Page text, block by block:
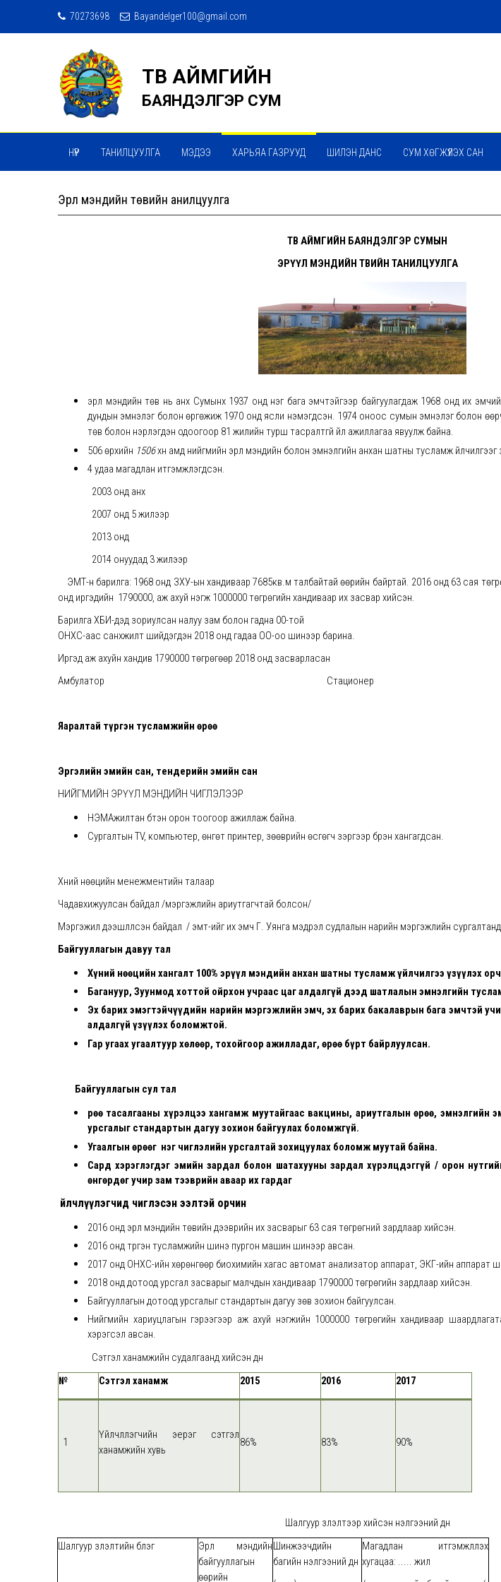
70273698 Bayandelger100@gmail.com
ТӨВ АЙМГИЙН
БАЯНДЭЛГЭР СУМ
НҮҮР ТАНИЛЦУУЛГА МЭДЭЭ ХАРЬЯА ГАЗРУУД ШИЛЭН ДАНС СУМ ХӨГЖҮҮЛЭХ САН
Эрүүл мэндийн төвийн анилцуулга
ТӨВ АЙМГИЙН БАЯНДЭЛГЭР СУМЫН
ЭРҮҮЛ МЭНДИЙН ТӨВИЙН ТАНИЛЦУУЛГА
эрүүл мэндийн төв нь анх Сумынх 1937 онд нэг бага эмчтэйгээр байгуулагдаж 1968 онд их
дундын эмнэлэг болон өргөжиж 1970 онд ясли нэмэгдсэн. 1974 оноос сумын эмнэлэг болон
төв болон нэрлэгдэн одоогоор 81 жилийн турш тасралтгүй үйл ажиллагаа явуулж байна.
506 өрхийн 1506хүн амд нийгмийн эрүүл мэндийн болон эмнэлгийн анхан шатны тусламж үйлчилгээг
4 удаа магадлан итгэмжлэгдсэн.
2003 онд анх
2007 онд 5 жилээр
2013 онд
2014 онуудад 3 жилээр
ЭМТ-н барилга: 1968 онд ЗХУ-ын хандиваар 7685кв.м талбайтай өөрийн байртай. 2016 онд 63 сая
онд иргэдийн 1790000, аж ахуй нэгж 1000000 төгрөгийн хандиваар их засвар хийсэн.
Барилга ХБИ-дэд зориулсан налуу зам болон гадна 00-той
ОНХС-аас санхүүжилт шийдэгдэн 2018 онд гадаа ОО-оо шинээр барина.
Иргэд аж ахуйн хандив 1790000 төгрөгөөр 2018 онд засварласан
Амбулатор Стационер
Яаралтай түргэн тусламжийн өрөө
Эргэлийн эмийн сан, тендерийн эмийн сан
НИЙГМИЙН ЭРҮҮЛ МЭНДИЙН ЧИГЛЭЛЭЭР
НЭМАжилтан бүтэн орон тоогоор ажиллаж байна.
Сургалтын TV, компьютер, өнгөт принтер, зөөврийн өсгөгч зэргээр бүрэн хангагдсан.
Хүний нөөцийн менежментийн талаар
Чадавхижуулсан байдал /мэргэжлийн ариутгагчтай болсон/
Мэргэжил дээшлүүлсэн байдал / эмт-ийг их эмч Г. Уянга мэдрэл судлалын нарийн мэргэжлийн
Байгууллагын давуу тал
Хүний нөөцийн хангалт 100% эрүүл мэндийн анхан шатны тусламж үйлчилгээ үзүүлэх
Багануур, Зуунмод хоттой ойрхон учраас цаг алдалгүй дээд шатлалын эмнэлгийн
Эх барих эмэгтэйчүүдийн нарийн мэргэжлийн эмч, эх барих бакалаврын бага эмчтэй
алдалгүй үзүүлэх боломжтой.
Гар угаах угаалтуур хөлөөр, тохойгоор ажилладаг, өрөө бүрт байрлуулсан.
Байгууллагын сул тал
Өрөө тасалгааны хүрэлцээ хангамж муутайгаас вакцины, ариутгалын өрөө, эмнэлгийн
урсгалыг стандартын дагуу зохион байгуулах боломжгүй.
Угаалгын өрөөг нэг чиглэлийн урсгалтай зохицуулах боломж муутай байна.
Сард хэрэглэгдэг эмийн зардал болон шатахууны зардал хүрэлцдэггүй / орон
өнгөрдөг учир зам тээврийн аваар их гардаг
Үйлчлүүлэгчид чиглэсэн ээлтэй орчин
2016 онд эрүүл мэндийн төвийн дээврийн их засварыг 63 сая төгрөгний зардлаар хийсэн.
2016 онд түргэн тусламжийн шинэ пургон машин шинээр авсан.
2017 онд ОНХС-ийн хөрөнгөөр биохимийн хагас автомат анализатор аппарат, ЭКГ-ийн аппарат
2018 онд дотоод урсгал засварыг малчдын хандиваар 1790000 төгрөгийн зардлаар хийсэн.
Байгууллагын дотоод урсгалыг стандартын дагуу зөв зохион байгуулсан.
Нийгмийн хариуцлагын гэрээгээр аж ахуй нэгжийн 1000000 төгрөгийн хандиваар
хэрэгсэл авсан.
Сэтгэл ханамжийн судалгаанд хийсэн дүн
№
Сэтгэл ханамж 2015 2016 2017
1
Үйлчлүүлэгчийн эерэг сэтгэл
ханамжийн хувь
86% 83% 90%
Шалгуур үзүүлэлтээр хийсэн үнэлгээний дүн
Шалгуур үзүүлэлтийн бүлэг
Эрүүл мэндийн
байгууллагын
өөрийн
Шинжээчдийн
багийн үнэлгээний дүн
Магадлан итгэмжлүүлэх
хугацаа: ..... жил